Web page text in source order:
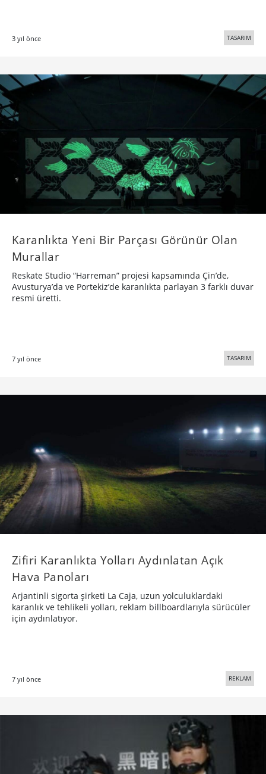
3 yıl önce TASARIM
Karanlıkta Yeni Bir Parçası Görünür Olan
Murallar
Reskate Studio “Harreman” projesi kapsamında Çin’de,
Avusturya’da ve Portekiz’de karanlıkta parlayan 3 farklı duvar
resmi üretti.
7 yıl önce TASARIM
Zifiri Karanlıkta Yolları Aydınlatan Açık
Hava Panoları
Arjantinli sigorta şirketi La Caja, uzun yolculuklardaki
karanlık ve tehlikeli yolları, reklam billboardlarıyla sürücüler
için aydınlatıyor.
7 yıl önce REKLAM